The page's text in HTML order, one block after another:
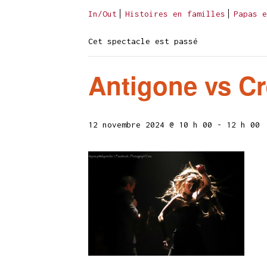
In/Out Histoires en familles Papas
Cet spectacle est passé
Antigone vs
12 novembre 2024 @ 10 h 00 - 12 h 00